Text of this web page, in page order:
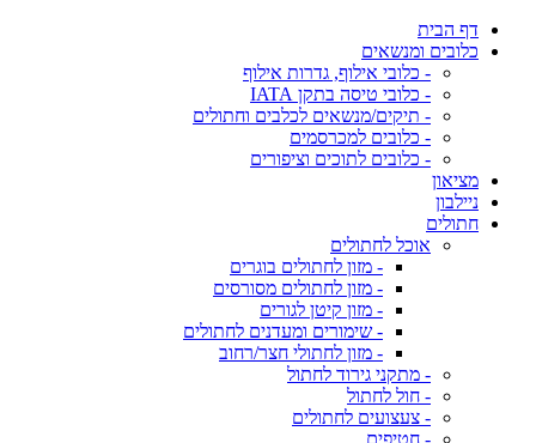
דף הבית
כלובים ומנשאים
- כלובי אילוף, גדרות אילוף
- כלובי טיסה בתקן IATA
- תיקים/מנשאים לכלבים וחתולים
- כלובים למכרסמים
- כלובים לתוכים וציפורים
מציאון
ניילבון
חתולים
אוכל לחתולים
- מזון לחתולים בוגרים
- מזון לחתולים מסורסים
- מזון קיטן לגורים
- שימורים ומעדנים לחתולים
- מזון לחתולי חצר/רחוב
- מתקני גירוד לחתול
- חול לחתול
- צעצועים לחתולים
- חטיפים